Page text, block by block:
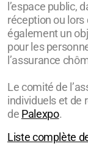
l’espace public,
réception ou lors
également un
pour les
l’assurance
Le comité de
individuels et de
de Palexpo.
Liste complète